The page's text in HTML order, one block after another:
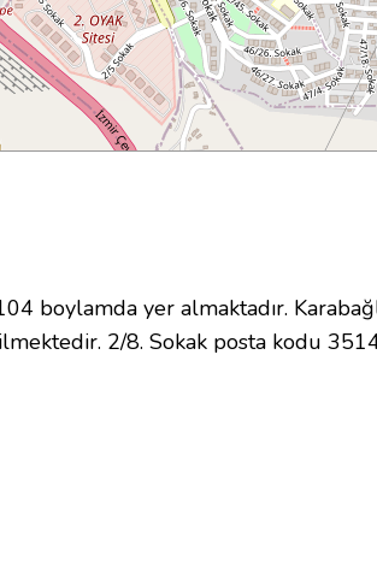
boylamda yer almaktadır.
2/8. Sokak posta kodu